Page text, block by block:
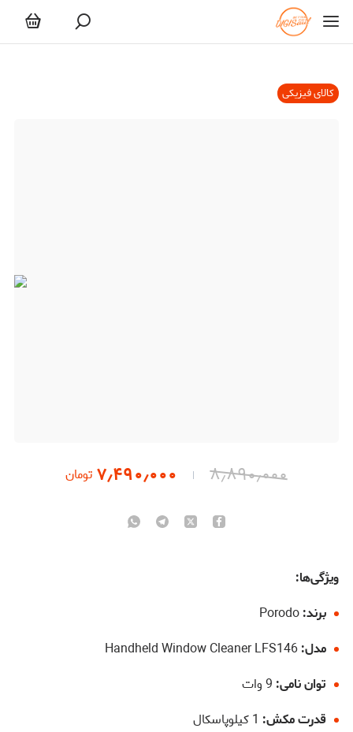
کالای فیزیکی
۸٫۸۹۰٫۰۰۰ ۷٫۴۹۰٫۰۰۰ تومان
ویژگی‌ها:
برند:
مدل:
توان نامی:
قدرت مکش: